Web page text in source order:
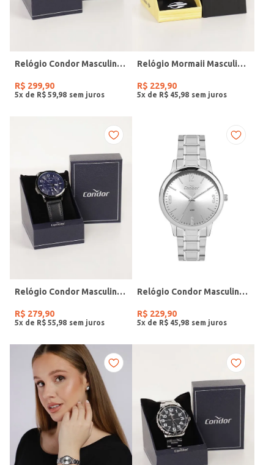
Relógio Condor Masculino PRETO
R$ 299,90
5x de R$ 59 98
Relógio Mormaii Masculino PRETO
R$ 229,90
5x de R$ 45 98
Relógio Condor Masculino PRETO
R$ 279,90
5x de R$ 55 98
Relógio Condor Masculino PRATA
R$ 229,90
5x de R$ 45 98